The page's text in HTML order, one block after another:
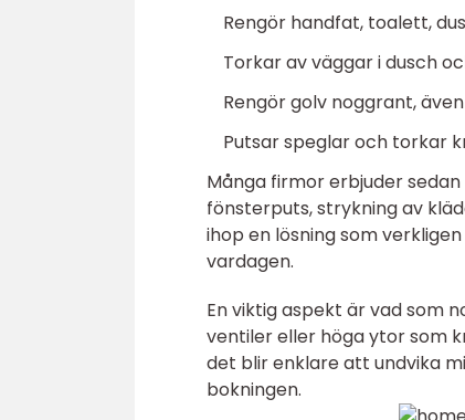
Rengör handfat, toalett,
Torkar av väggar i dusch
Rengör golv noggrant,
Putsar speglar och torkar
Många firmor erbjuder
fönsterputs, strykning av
ihop en lösning som
vardagen.
En viktig aspekt är vad som
ventiler eller höga ytor som
det blir enklare att undvika
bokningen.